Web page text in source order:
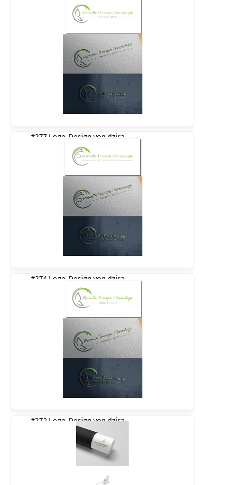
#277 Logo-Design von dzira
#274 Logo-Design von dzira
#272 Logo-Design vondzira